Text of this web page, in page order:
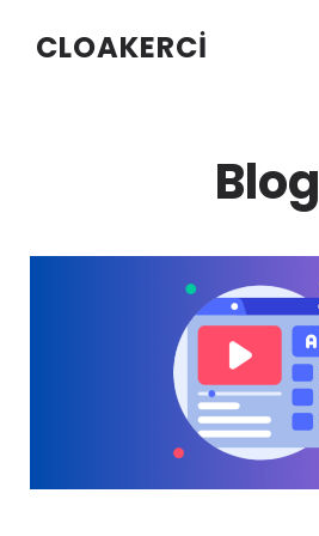
CLOAKERCI
Blog